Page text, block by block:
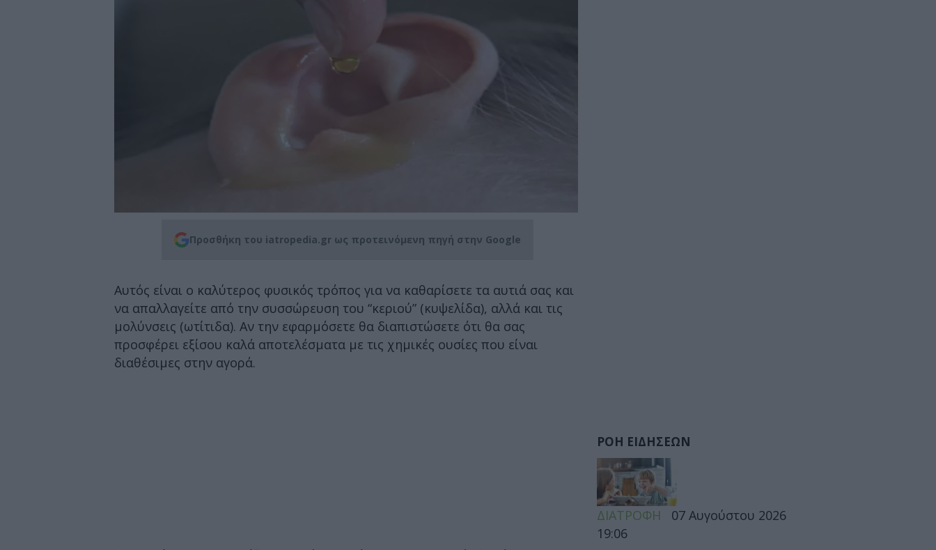
Προσθήκη του iatropedia.gr ως προτεινόμενη πηγή στην Google
Αυτός είναι ο καλύτερος φυσικός τρόπος για να καθαρίσετε τα αυτιά σας και
να απαλλαγείτε από την συσσώρευση του “κεριού” (κυψελίδα), αλλά και τις
μολύνσεις (ωτίτιδα). Αν την εφαρμόσετε θα διαπιστώσετε ότι θα σας
προσφέρει εξίσου καλά αποτελέσματα με τις χημικές ουσίες που είναι
διαθέσιμες στην αγορά.
ΡΟΗ ΕΙΔΗΣΕΩΝ
ΔΙΑΤΡΟΦΗ
07 Αυγούστου 2026
19:06